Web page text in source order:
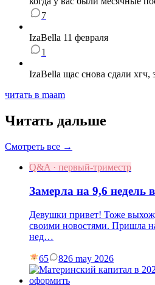
7
IzaBella 11 февраля
1
IzaBella щас снова сдали хгч,
читать в maam
Читать дальше
Смотреть все →
Q&A · первый-триместр
Замерла на 9,6 недель
Девушки привет! Тоже
своими новостями. Пришла
нед…
65 826 may 2026